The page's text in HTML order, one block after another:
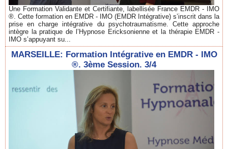
Une Formation Validante et Certifiante, labellisée France EMDR - IMO
®. Cette formation en EMDR - IMO (EMDR Intégrative) s’inscrit dans la
prise en charge intégrative du psychotraumatisme. Cette approche
intègre la pratique de l’Hypnose Ericksonienne et la thérapie EMDR -
IMO s’appuyant su...
MARSEILLE: Formation Intégrative en EMDR - IMO
®. 3ème Session. 3/4